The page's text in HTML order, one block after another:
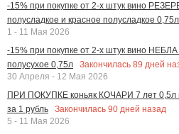
-15% при покупке от 2-х штук вино
полусладкое и красное полусладкое 0,75л
1 - 11 Мая 2026
-15% при покупке от 2-х штук вино НЕБЛА
полусухое 0,75л
Закончилась 89 дней
30 Апреля - 12 Мая 2026
ПРИ ПОКУПКЕ коньяк КОЧАРИ 7 лет
за 1 рубль
Закончилась 90 дней назад
5 - 11 Мая 2026